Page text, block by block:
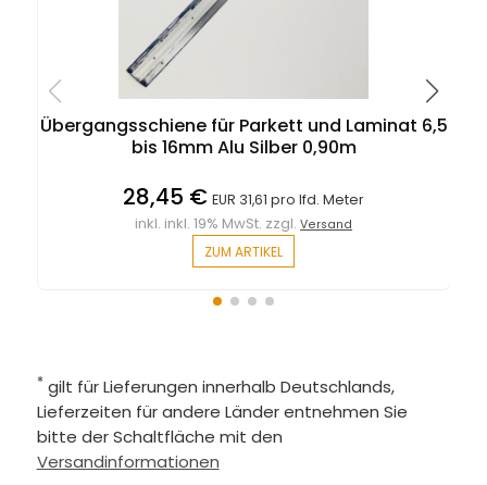
Übergangsschiene für Parkett und Laminat 6,5
bis 16mm Alu Silber 0,90m
28,45 € EUR 31,61 pro lfd. Meter
inkl. inkl. 19% MwSt. zzgl.Versand
ZUM ARTIKEL
* gilt für Lieferungen innerhalb Deutschlands,
Lieferzeiten für andere Länder entnehmen Sie
bitte der Schaltfläche mit den
Versandinformationen